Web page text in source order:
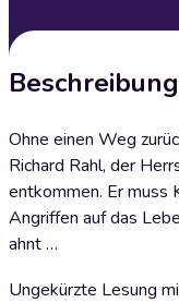
Beschreibung
Ohne einen Weg
Richard Rahl, der
entkommen. Er muss
Angriffen auf das
ahnt …
Ungekürzte Lesung